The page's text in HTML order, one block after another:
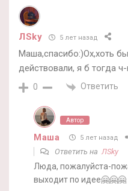
ЛSky 5 лет назад
Маша,спасибо:)Ох,хоть
действовали, я б тогда
0 Ответить
Автор
Маша 5 лет назад
Ответить на ЛSky
Люда, пожалуйста-
выходит по идее🤗🤗🤗